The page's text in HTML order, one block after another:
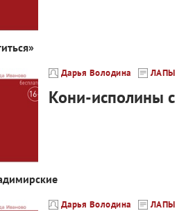
Дарья Володина ЛАПЫ
Кони-исполины
Дарья Володина ЛАПЫ